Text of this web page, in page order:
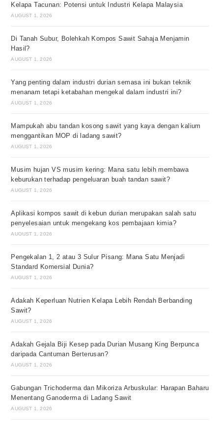
Kelapa Tacunan: Potensi untuk Industri Kelapa Malaysia
AUGUST 1, 2026
Di Tanah Subur, Bolehkah Kompos Sawit Sahaja Menjamin
Hasil?
AUGUST 1, 2026
Yang penting dalam industri durian semasa ini bukan teknik
menanam tetapi ketabahan mengekal dalam industri ini?
AUGUST 1, 2026
Mampukah abu tandan kosong sawit yang kaya dengan kalium
menggantikan MOP di ladang sawit?
AUGUST 1, 2026
Musim hujan VS musim kering: Mana satu lebih membawa
keburukan terhadap pengeluaran buah tandan sawit?
AUGUST 1, 2026
Aplikasi kompos sawit di kebun durian merupakan salah satu
penyelesaian untuk mengekang kos pembajaan kimia?
AUGUST 1, 2026
Pengekalan 1, 2 atau 3 Sulur Pisang: Mana Satu Menjadi
Standard Komersial Dunia?
AUGUST 1, 2026
Adakah Keperluan Nutrien Kelapa Lebih Rendah Berbanding
Sawit?
AUGUST 1, 2026
Adakah Gejala Biji Kesep pada Durian Musang King Berpunca
daripada Cantuman Berterusan?
AUGUST 1, 2026
Gabungan Trichoderma dan Mikoriza Arbuskular: Harapan Baharu
Menentang Ganoderma di Ladang Sawit
AUGUST 1, 2026